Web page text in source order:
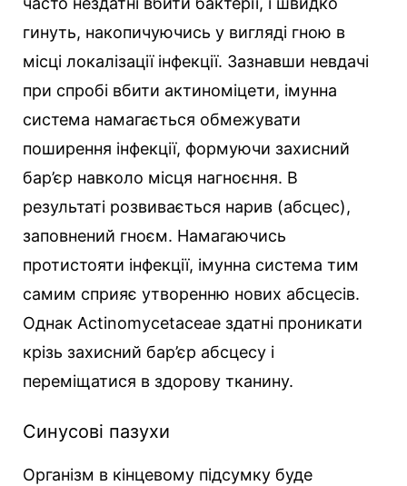
гинуть, накопичуючись у вигляді гною в
місці локалізації інфекції. Зазнавши невдачі
при спробі вбити актиноміцети, імунна
система намагається обмежувати
поширення інфекції, формуючи захисний
бар’єр навколо місця нагноєння. В
результаті розвивається нарив (абсцес),
заповнений гноєм. Намагаючись
протистояти інфекції, імунна система тим
самим сприяє утворенню нових абсцесів.
Однак Actinomycetaceae здатні проникати
крізь захисний бар’єр абсцесу і
переміщатися в здорову тканину.
Синусові пазухи
Організм в кінцевому підсумку буде